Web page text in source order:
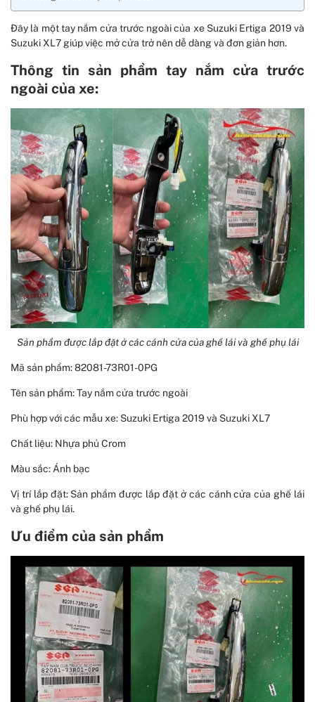
Đây là một tay nắm cửa trước ngoài của xe Suzuki Ertiga 2019 và
Suzuki XL7 giúp việc mở cửa trở nên dễ dàng và đơn giản hơn.
Thông tin sản phẩm tay nắm cửa trước
ngoài của xe:
Sản phẩm được lắp đặt ở các cánh cửa của ghế lái và ghế phụ lái
Mã sản phẩm: 82081-73R01-0PG
Tên sản phẩm: Tay nắm cửa trước ngoài
Phù hợp với các mẫu xe: Suzuki Ertiga 2019 và Suzuki XL7
Chất liệu: Nhựa phủ Crom
Màu sắc: Ánh bạc
Vị trí lắp đặt: Sản phẩm được lắp đặt ở các cánh cửa của ghế lái
và ghế phụ lái.
Ưu điểm của sản phẩm